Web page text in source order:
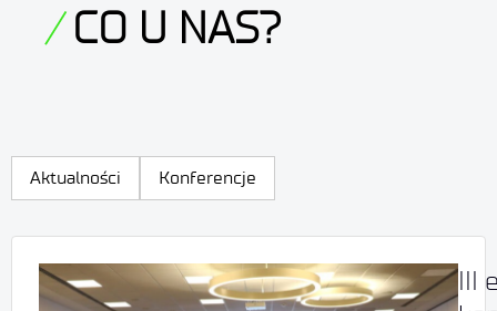
CO U NAS?
Aktualności Konferencje
III